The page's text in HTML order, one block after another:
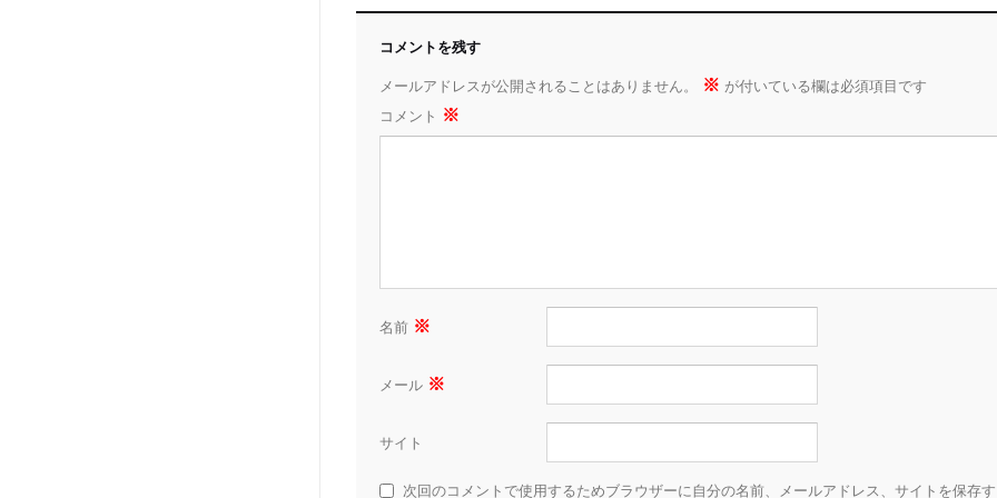
コメントを残す
メールアドレスが公開されることはありません。 ※ が付いている欄は必須項目です
コメント ※
名前 ※
メール ※
サイト
次回のコメントで使用するためブラウザーに自分の名前、メールアドレス、サイトを保存